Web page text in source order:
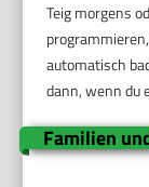
Teig morgens
automatisch
dann, wenn du
Familien